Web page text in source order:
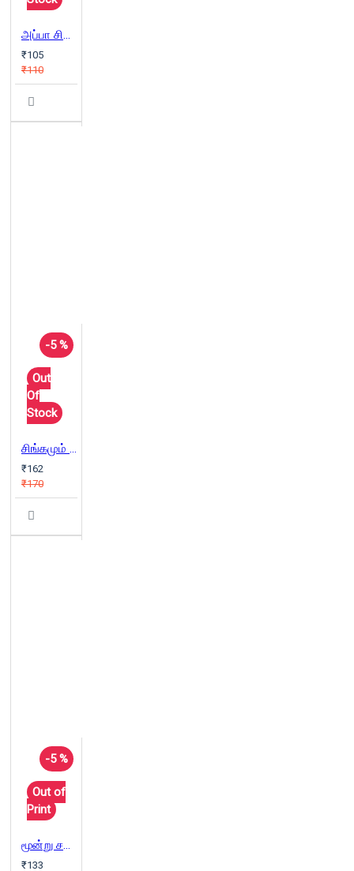
அப்பா சிறுவனாக இருந்தபோது..
₹105
₹110
-5 %
Out
Of
Stock
சிங்கமும் முயலும்
₹162
₹170
-5 %
Out of
Print
மூன்று சகோதரர்களும் தந்தையின் புதையலும்
₹133